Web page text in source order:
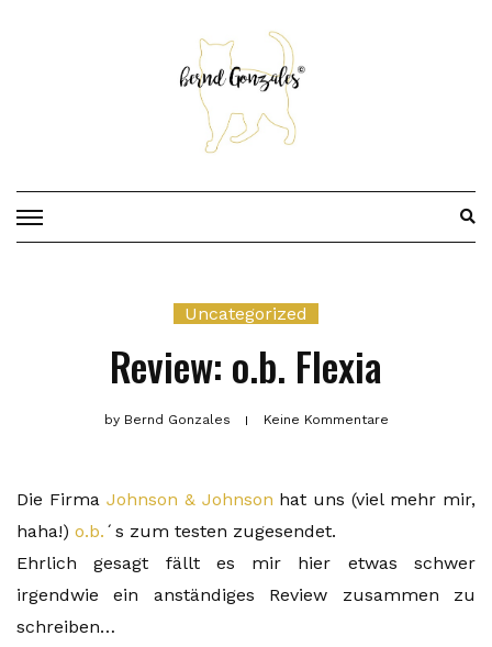
Uncategorized
Review: o.b. Flexia
byBernd Gonzales Keine Kommentare
Die Firma Johnson & Johnson hat uns (viel mehr mir,
haha!) o.b. ´s zum testen zugesendet.
Ehrlich gesagt fällt es mir hier etwas schwer
irgendwie ein anständiges Review zusammen zu
schreiben…